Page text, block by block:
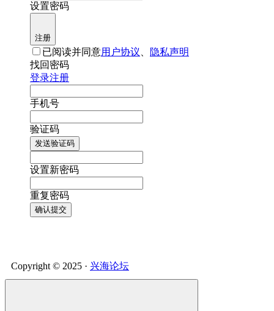
设置密码
注册
已阅读并同意用户协议
隐私声明
找回密码
登录注册
手机号
验证码
发送验证码
设置新密码
重复密码
确认提交
Copyright © 2025 · 兴海论坛